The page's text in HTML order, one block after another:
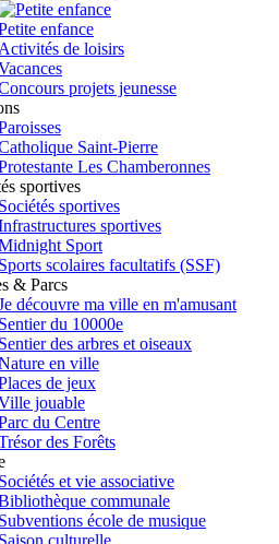
enfance
Activités de loisirs
projets jeunesse
Saint-Pierre
Les Chamberonnes
sportives
Sociétés sportives
sportives
Sport
Sports scolaires facultatifs (SSF)
& Parcs
découvre ma ville en m'amusant
Sentier du 10000e
Sentier des arbres et oiseaux
en ville
de jeux
jouable
du Centre
des Forêts
Sociétés et vie associative
communale
Subventions école de musique
Saison culturelle